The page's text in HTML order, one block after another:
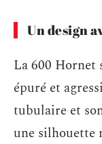
Un design
La 600 Hornet
épuré et
tubulaire et
une silhouette